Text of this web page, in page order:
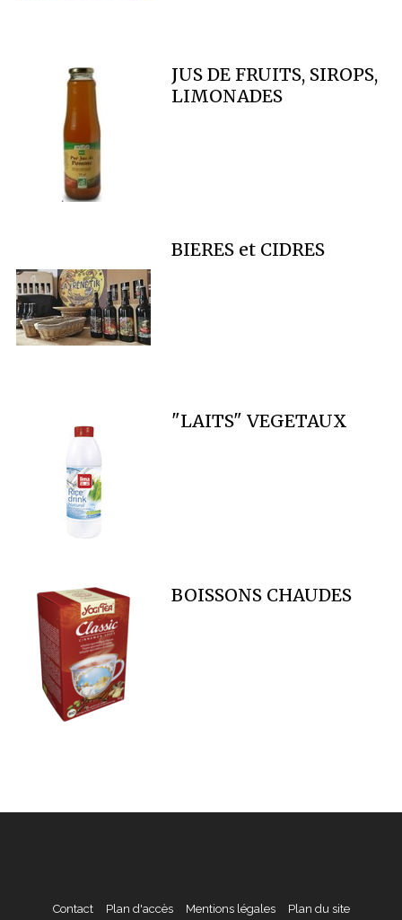
JUS DE FRUITS, SIROPS,
LIMONADES
BIERES et CIDRES
"LAITS" VEGETAUX
BOISSONS CHAUDES
Contact Plan d'accès Mentions légales Plan du site